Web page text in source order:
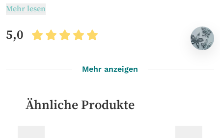
Mehr lesen
5,0
Mehr anzeigen
Ähnliche Produkte